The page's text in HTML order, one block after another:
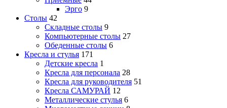
Эрго 9
Столы 42
Складные столы 9
Компьютерные столы 27
Обеденные столы 6
Кресла и стулья 171
Детские кресла 1
Кресла для персонала 28
Кресла для руководителя 51
Кресла САМУРАЙ 12
Металлические стулья 6